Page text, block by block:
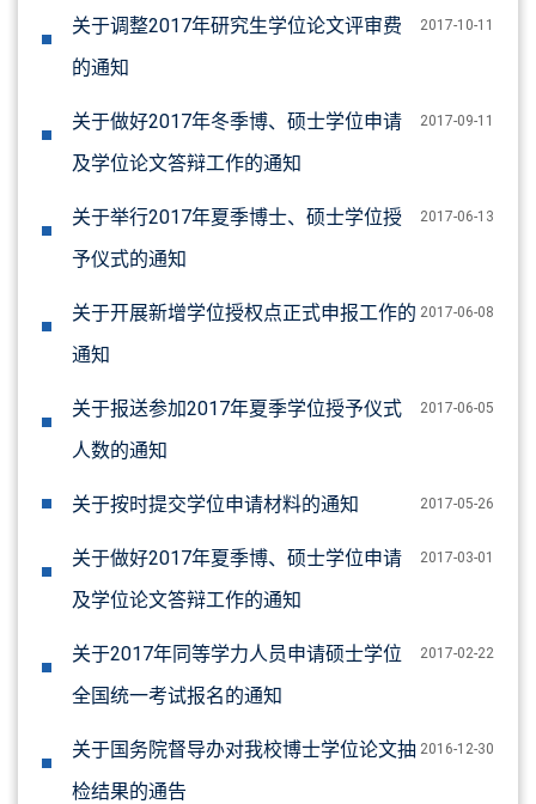
2017-10-11
关于调整2017年研究生学位论文评审费
的通知
2017-09-11
关于做好2017年冬季博、硕士学位申请
及学位论文答辩工作的通知
2017-06-13
关于举行2017年夏季博士、硕士学位授
予仪式的通知
2017-06-08
关于开展新增学位授权点正式申报工作的
通知
2017-06-05
关于报送参加2017年夏季学位授予仪式
人数的通知
2017-05-26
关于按时提交学位申请材料的通知
2017-03-01
关于做好2017年夏季博、硕士学位申请
及学位论文答辩工作的通知
2017-02-22
关于2017年同等学力人员申请硕士学位
全国统一考试报名的通知
2016-12-30
关于国务院督导办对我校博士学位论文抽
检结果的通告